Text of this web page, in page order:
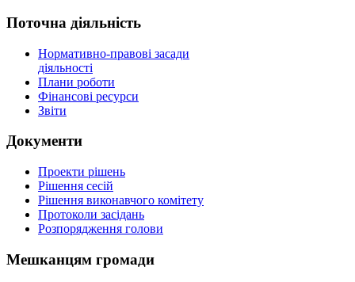
Поточна діяльність
Нормативно-правові засади
діяльності
Плани роботи
Фінансові ресурси
Звіти
Документи
Проекти рішень
Рішення сесій
Рішення виконавчого комітету
Протоколи засідань
Розпорядження голови
Мешканцям громади